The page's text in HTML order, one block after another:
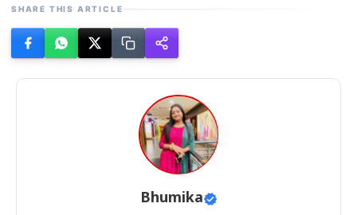
SHARE THIS ARTICLE
Bhumika